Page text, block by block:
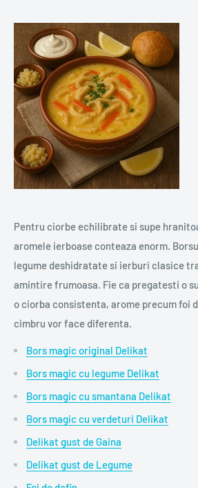
Pentru ciorbe echilibrate si supe
aromele ierboase conteaza enorm.
legume deshidratate si ierburi clasice
amintire frumoasa. Fie ca pregatesti o
o ciorba consistenta, arome precum foi
cimbru vor face diferenta.
Bors magic original Delikat
Bors magic cu legume Delikat
Bors magic cu smantana Delikat
Bors magic cu verdeturi Delikat
Delikat gust de Gaina
Delikat gust de Legume